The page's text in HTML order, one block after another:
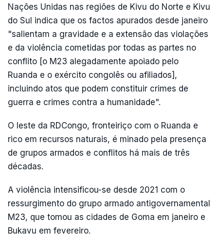
Nações Unidas nas regiões de Kivu do Norte e Kivu
do Sul indica que os factos apurados desde janeiro
"salientam a gravidade e a extensão das violações
e da violência cometidas por todas as partes no
conflito [o M23 alegadamente apoiado pelo
Ruanda e o exército congolês ou afiliados],
incluindo atos que podem constituir crimes de
guerra e crimes contra a humanidade".
O leste da RDCongo, fronteiriço com o Ruanda e
rico em recursos naturais, é minado pela presença
de grupos armados e conflitos há mais de três
décadas.
A violência intensificou-se desde 2021 com o
ressurgimento do grupo armado antigovernamental
M23, que tomou as cidades de Goma em janeiro e
Bukavu em fevereiro.